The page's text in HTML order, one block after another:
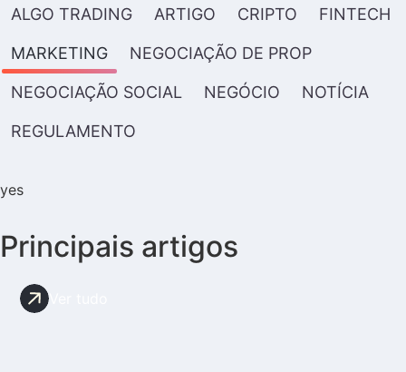
ALGO TRADING ARTIGO CRIPTO FINTECH
MARKETING NEGOCIAÇÃO DE PROP
NEGOCIAÇÃO SOCIAL NEGÓCIO NOTÍCIA
REGULAMENTO
yes
Principais artigos